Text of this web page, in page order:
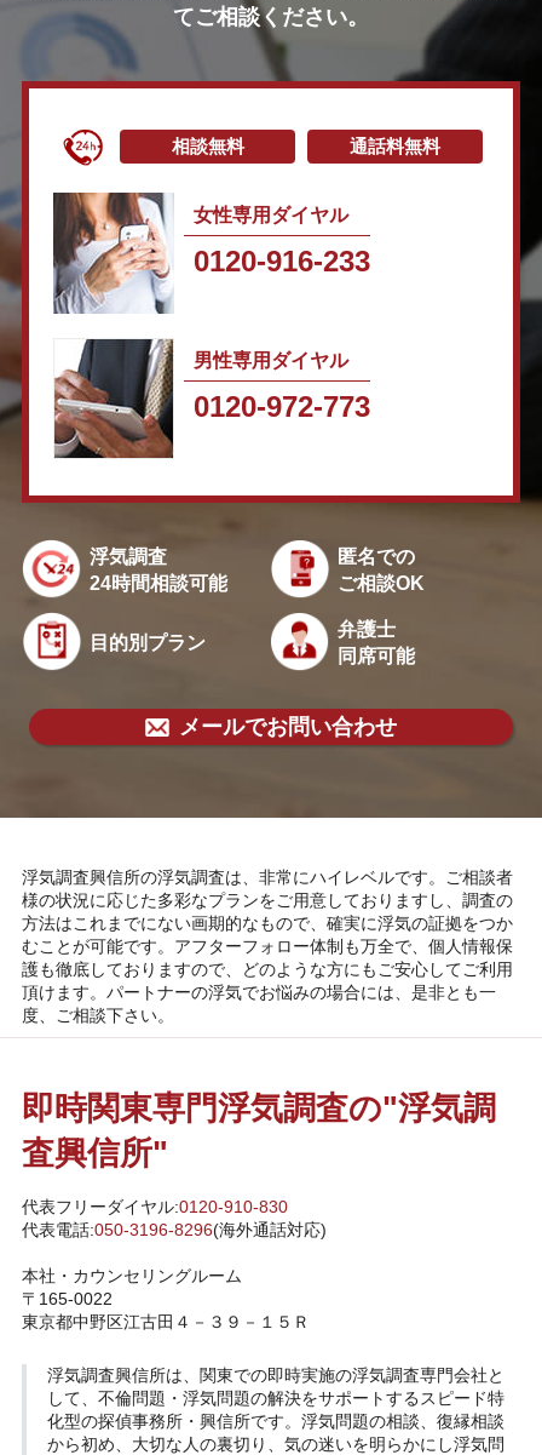
てご相談ください。
相談無料 通話料無料
女性専用ダイヤル
0120-916-233
男性専用ダイヤル
0120-972-773
浮気調査
24時間相談可能
匿名での
ご相談OK
目的別プラン
弁護士
同席可能
メールでお問い合わせ
浮気調査興信所の浮気調査は、非常にハイレベルです。ご相談者
様の状況に応じた多彩なプランをご用意しておりますし、調査の
方法はこれまでにない画期的なもので、確実に浮気の証拠をつか
むことが可能です。アフターフォロー体制も万全で、個人情報保
護も徹底しておりますので、どのような方にもご安心してご利用
頂けます。パートナーの浮気でお悩みの場合には、是非とも一
度、ご相談下さい。
即時関東専門浮気調査の"浮気調
査興信所"
代表フリーダイヤル:0120-910-830
代表電話:050-3196-8296(海外通話対応)
本社・カウンセリングルーム
〒165-0022
東京都中野区江古田４－３９－１５Ｒ
浮気調査興信所は、関東での即時実施の浮気調査専門会社と
して、不倫問題・浮気問題の解決をサポートするスピード特
化型の探偵事務所・興信所です。浮気問題の相談、復縁相談
から初め、大切な人の裏切り、気の迷いを明らかにし浮気問